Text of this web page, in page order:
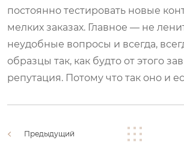
постоянно тестировать новые
мелких заказах. Главное — не
неудобные вопросы и всегда,
образцы так, как будто от этого
репутация. Потому что так оно и
Предыдущий